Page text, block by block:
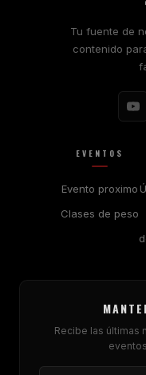
Tu fuente de
contenido
EVENTOS
Evento proximo
Clases de peso
Recibe las últimas